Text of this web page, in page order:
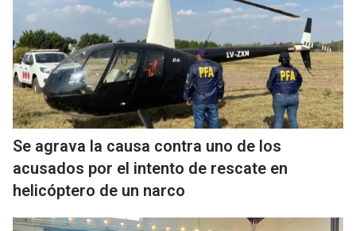
Se agrava la causa contra uno de los
acusados por el intento de rescate en
helicóptero de un narco